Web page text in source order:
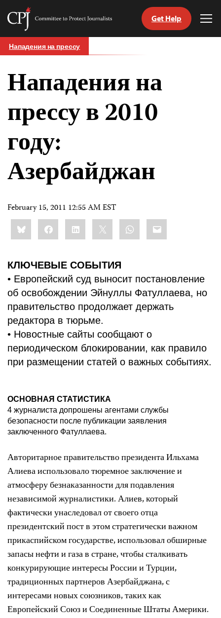
Skip
to
Committee
Protect
Journalists
Get Help
Нападения на прессу
Нападения на
прессу в 2010
году:
Азербайджан
February 15, 2011 12:55 AM EST
Share
this:BlueskyFacebookLinkedIn WhatsApp
Email
КЛЮЧЕВЫЕ СОБЫТИЯ
• Европейский суд выносит постановление
об освобождении Эйнуллы Фатуллаева, но
правительство продолжает держать
редактора в тюрьме.
• Новостные сайты сообщают о
периодическом блокировании, как правило
при размещении статей о важных событиях.
ОСНОВНАЯ СТАТИСТИКА
4 журналиста допрошены агентами службы
безопасности после публикации заявления
заключенного Фатуллаева.
Авторитарное правительство президента Ильхама
Алиева использовало тюремное заключение и
атмосферу безнаказанности для подавления
независимой журналистики. Алиев, который
фактически унаследовал от своего отца
президентский пост в этом стратегически важном
прикаспийском государстве, использовал обширные
запасы нефти и газа в стране, чтобы сталкивать
конкурирующие интересы России и Турции,
традиционных партнеров Азербайджана, с
интересами новых союзников, таких как
Европейский Союз и Соединенные Штаты Америки.